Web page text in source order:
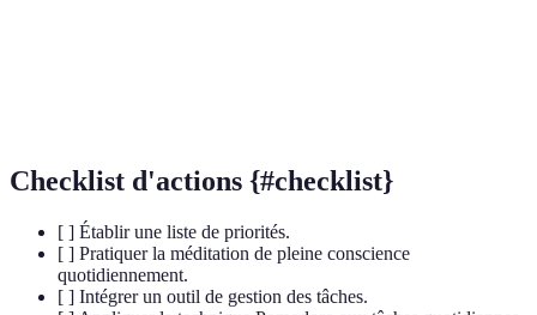
Checklist d'actions {#checklist}
[ ] Établir une liste de priorités.
[ ] Pratiquer la méditation de pleine conscience
quotidiennement.
[ ] Intégrer un outil de gestion des tâches.